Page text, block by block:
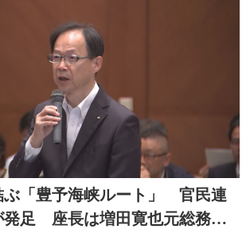
ぶ「豊予海峡ルート」 官民連
発足 座長は増田寛也元総務大